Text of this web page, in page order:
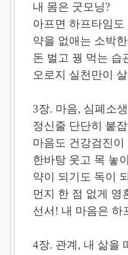
내 몸은 굿모닝?
아프면 하프타임도
약을 없애는 소박
돈 벌고 꿩 먹는 습
오로지 실천만이
3장. 마음, 심폐소
정신줄 단단히 붙
마음도 건강검진이
한바탕 웃고 목 놓
약이 되기도 독이
먼지 한 점 없게 영
선서! 내 마음은 하
4장. 관계, 내 삶을